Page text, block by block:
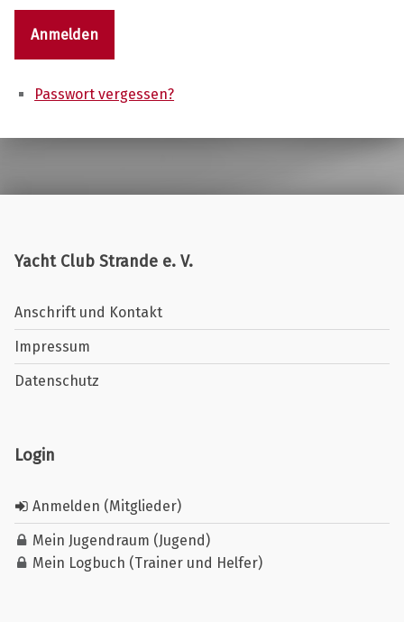
Anmelden
Passwort vergessen?
Yacht Club Strande e. V.
Anschrift und Kontakt
Impressum
Datenschutz
Login
Anmelden (Mitglieder)
Mein Jugendraum (Jugend)
Mein Logbuch (Trainer und Helfer)